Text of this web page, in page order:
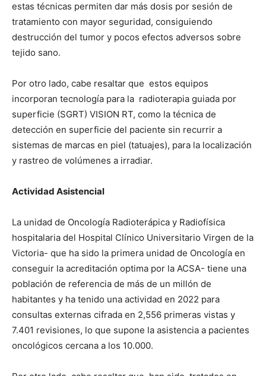
estas técnicas permiten dar más dosis por sesión de
tratamiento con mayor seguridad, consiguiendo
destrucción del tumor y pocos efectos adversos sobre
tejido sano.
Por otro lado, cabe resaltar que estos equipos
incorporan tecnología para la radioterapia guiada por
superficie (SGRT) VISION RT, como la técnica de
detección en superficie del paciente sin recurrir a
sistemas de marcas en piel (tatuajes), para la localización
y rastreo de volúmenes a irradiar.
Actividad Asistencial
La unidad de Oncología Radioterápica y Radiofísica
hospitalaria del Hospital Clínico Universitario Virgen de la
Victoria- que ha sido la primera unidad de Oncología en
conseguir la acreditación optima por la ACSA- tiene una
población de referencia de más de un millón de
habitantes y ha tenido una actividad en 2022 para
consultas externas cifrada en 2,556 primeras vistas y
7.401 revisiones, lo que supone la asistencia a pacientes
oncológicos cercana a los 10.000.